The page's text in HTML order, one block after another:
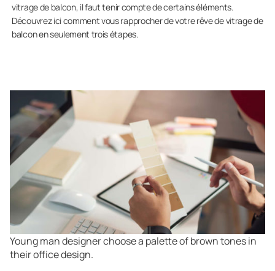
vitrage de balcon, il faut tenir compte de certains éléments.
Découvrez ici comment vous rapprocher de votre rêve de vitrage de
balcon en seulement trois étapes.
Young man designer choose a palette of brown tones in
their office design.